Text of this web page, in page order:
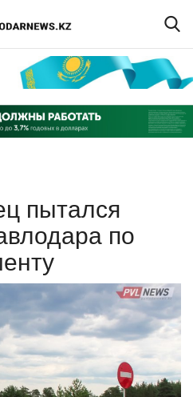
Регистрация
пытался
по